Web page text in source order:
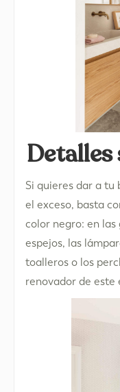
Detalles
Si quieres dar a tu
el exceso, basta
color negro: en
espejos, las
toalleros o los
renovador de este